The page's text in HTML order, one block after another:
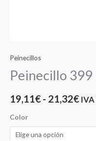
Peinecillos
Peinecillo 399
19,11€ - 21,32€ IVA
Color